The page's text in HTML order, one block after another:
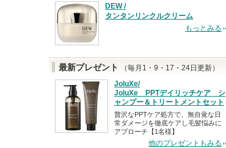
DEW /
タンタンリンクルクリーム
もっとみる
最新プレゼント
（毎月1・9・17・24日更新）
JoluXe/
JoluXe PPTデイリッチケア シ
ャンプー＆トリートメントセット
贅沢なPPTケア処方で、無自覚な日
常ダメージを徹底ケアし毛髪悩みに
アプローチ【1名様】
他のプレゼントもみる